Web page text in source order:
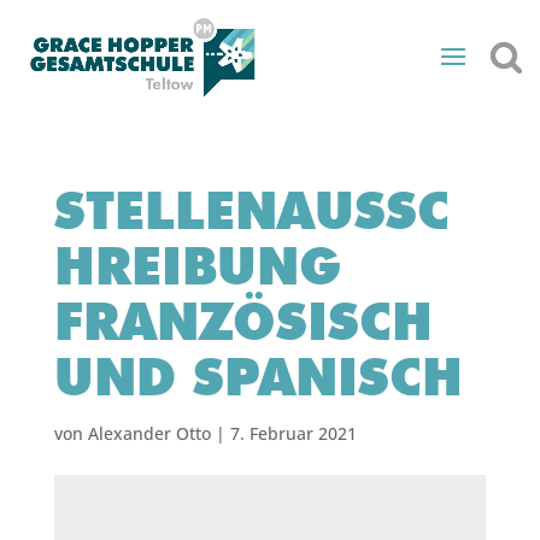
STELLENAUSSC
HREIBUNG
FRANZÖSISCH
UND SPANISCH
von Alexander Otto| 7. Februar 2021